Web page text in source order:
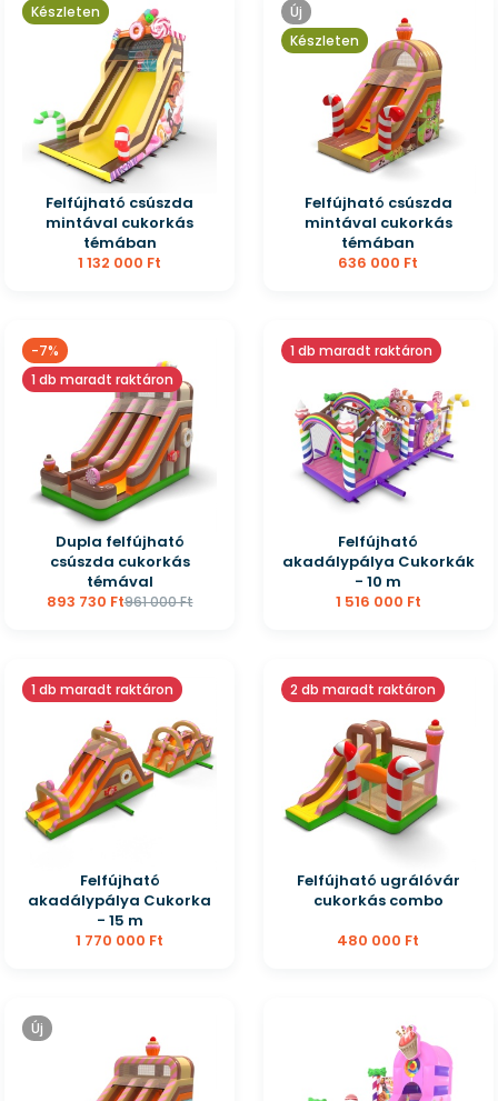
Készleten
Felfújható csúszda
mintával cukorkás
témában
1 132 000 Ft
Új
Készleten
Felfújható csúszda
mintával cukorkás
témában
636 000 Ft
-7%
1 db maradt raktáron
Dupla felfújható
csúszda cukorkás
témával
893 730 Ft961 000 Ft
1 db maradt raktáron
Felfújható
akadálypálya Cukorkák
- 10 m
1 516 000 Ft
1 db maradt raktáron
Felfújható
akadálypálya Cukorka
- 15 m
1 770 000 Ft
2 db maradt raktáron
Felfújható ugrálóvár
cukorkás combo
480 000 Ft
Új